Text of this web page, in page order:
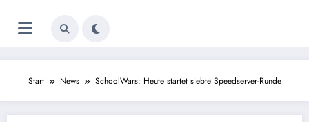
Start News SchoolWars: Heute startet siebte Speedserver-Runde